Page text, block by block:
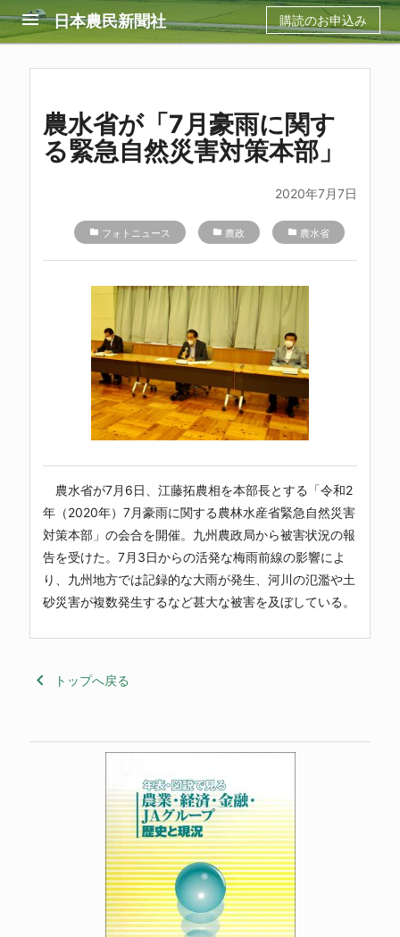
menu 日本農民新聞社 購読のお申込み
農水省が「7月豪雨に関す
る緊急自然災害対策本部」
2020年7月7日
folder フォトニュース folder 農政 folder 農水省
農水省が7月6日、江藤拓農相を本部長とする「令和2
年（2020年）7月豪雨に関する農林水産省緊急自然災害
対策本部」の会合を開催。九州農政局から被害状況の報
告を受けた。7月3日からの活発な梅雨前線の影響によ
り、九州地方では記録的な大雨が発生、河川の氾濫や土
砂災害が複数発生するなど甚大な被害を及ぼしている。
keyboard_arrow_left トップへ戻る